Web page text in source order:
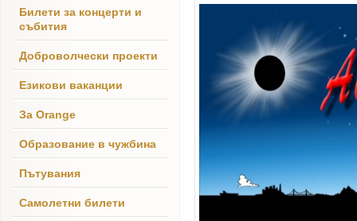
Билети за концерти и
събития
Доброволчески проекти
Езикови ваканции
За Orange
Образование в чужбина
Пътувания
Самолетни билети